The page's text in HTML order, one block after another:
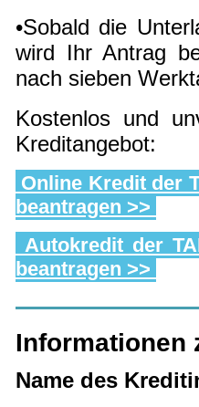
•Sobald die
wird Ihr Antrag
nach sieben
Kostenlos und
Kreditangebot:
Online Kredit der
beantragen >>
Autokredit der
beantragen >>
Informationen
Name des